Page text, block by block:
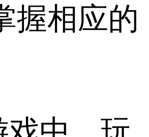
握相应的